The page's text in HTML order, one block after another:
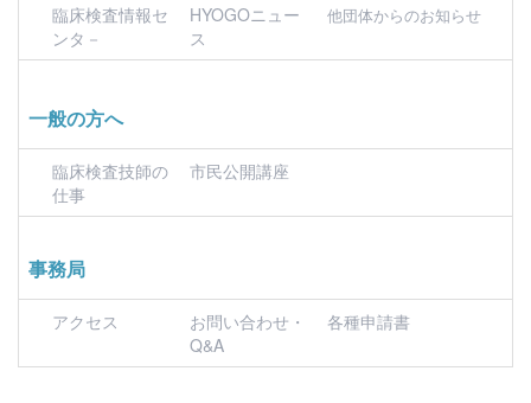
臨床検査情報セ
ンタ－
HYOGOニュー
ス
他団体からのお知らせ
一般の方へ
臨床検査技師の
仕事
市民公開講座
事務局
アクセス
お問い合わせ・
Q&A
各種申請書